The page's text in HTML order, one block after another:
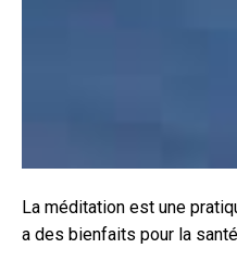
La méditation est une
a des bienfaits pour la